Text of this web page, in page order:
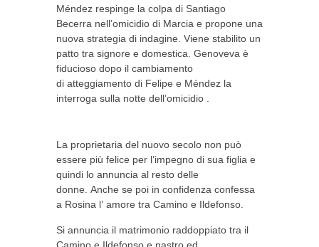
Méndez respinge la colpa di Santiago
Becerra nell’omicidio di Marcia e propone una
nuova strategia di indagine. Viene stabilito un
patto tra signore e domestica. Genoveva è
fiducioso dopo il cambiamento
di atteggiamento di Felipe e Méndez la
interroga sulla notte dell’omicidio
La proprietaria del nuovo secolo non può
essere più felice per l’impegno di sua figlia e
quindi lo annuncia al resto delle
donne. Anche se poi in confidenza confessa
a Rosina l’ amore tra Camino e Ildefonso.
Si annuncia il matrimonio raddoppiato tra il